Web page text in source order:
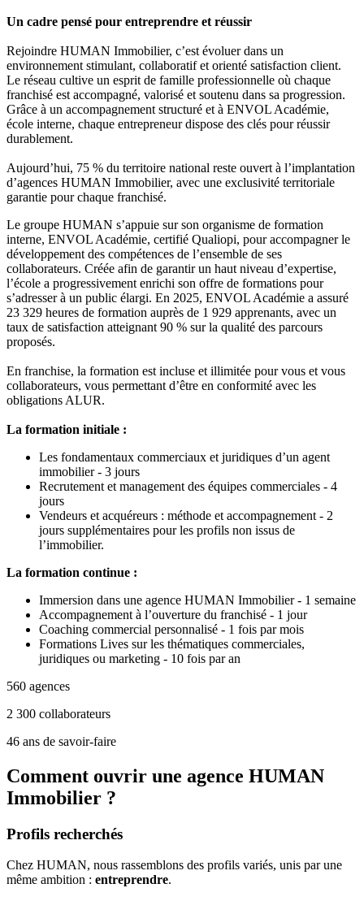
Un cadre pensé pour entreprendre et réussir
Rejoindre HUMAN Immobilier, c’est évoluer dans un
environnement stimulant, collaboratif et orienté satisfaction client.
Le réseau cultive un esprit de famille professionnelle où chaque
franchisé est accompagné, valorisé et soutenu dans sa progression.
Grâce à un accompagnement structuré et à ENVOL Académie,
école interne, chaque entrepreneur dispose des clés pour réussir
durablement.
Aujourd’hui, 75 % du territoire national reste ouvert à l’implantation
d’agences HUMAN Immobilier, avec une exclusivité territoriale
garantie pour chaque franchisé.
Le groupe HUMAN s’appuie sur son organisme de formation
interne, ENVOL Académie, certifié Qualiopi, pour accompagner le
développement des compétences de l’ensemble de ses
collaborateurs. Créée afin de garantir un haut niveau d’expertise,
l’école a progressivement enrichi son offre de formations pour
s’adresser à un public élargi. En 2025, ENVOL Académie a assuré
23 329 heures de formation auprès de 1 929 apprenants, avec un
taux de satisfaction atteignant 90 % sur la qualité des parcours
proposés.
En franchise, la formation est incluse et illimitée pour vous et vous
collaborateurs, vous permettant d’être en conformité avec les
obligations ALUR.
La formation initiale :
Les fondamentaux commerciaux et juridiques d’un agent
immobilier - 3 jours
Recrutement et management des équipes commerciales - 4
jours
Vendeurs et acquéreurs : méthode et accompagnement - 2
jours supplémentaires pour les profils non issus de
l’immobilier.
La formation continue :
Immersion dans une agence HUMAN Immobilier - 1 semaine
Accompagnement à l’ouverture du franchisé - 1 jour
Coaching commercial personnalisé - 1 fois par mois
Formations Lives sur les thématiques commerciales,
juridiques ou marketing - 10 fois par an
560 agences
2 300 collaborateurs
46 ans de savoir-faire
Comment ouvrir une agence HUMAN
Immobilier ?
Profils recherchés
Chez HUMAN, nous rassemblons des profils variés, unis par une
même ambition : entreprendre.